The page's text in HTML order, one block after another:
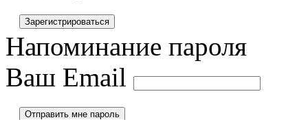
Напоминание пароля
Ваш Email